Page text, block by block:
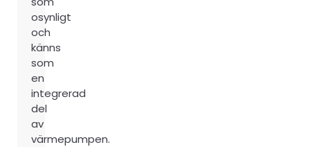
osynligt
och
känns
som
en
integrerad
del
av
värmepumpen.